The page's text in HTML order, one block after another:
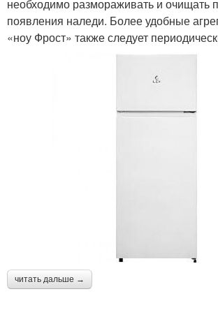
необходимо размораживать и очищать
появления наледи. Более удобные
«ноу Фрост» также следует
читать дальше →